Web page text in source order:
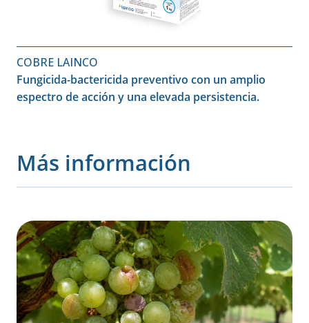
COBRE LAINCO
Fungicida-bactericida preventivo con un amplio
espectro de acción y una elevada persistencia.
Más información